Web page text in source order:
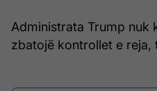
Administrata Trump nuk
zbatojë kontrollet e reja,